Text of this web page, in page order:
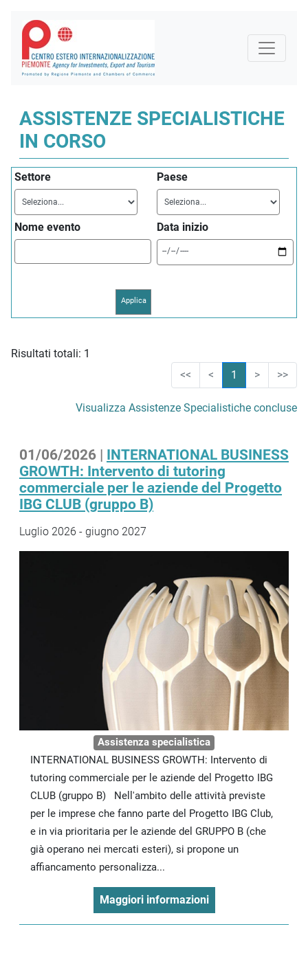
ASSISTENZE SPECIALISTICHE
IN CORSO
Settore Paese
Nome evento Data inizio
Risultati totali: 1
<<
< 1 > >>
Visualizza Assistenze Specialistiche concluse
01/06/2026 | INTERNATIONAL BUSINESS
GROWTH: Intervento di tutoring
commerciale per le aziende del Progetto
IBG CLUB (gruppo B)
Luglio 2026 - giugno 2027
Assistenza specialistica
INTERNATIONAL BUSINESS GROWTH: Intervento di
tutoring commerciale per le aziende del Progetto IBG
CLUB (gruppo B) Nell'ambito delle attività previste
per le imprese che fanno parte del Progetto IBG Club,
e in via prioritaria per le aziende del GRUPPO B (che
già operano nei mercati esteri), si propone un
affiancamento personalizza...
Maggiori informazioni